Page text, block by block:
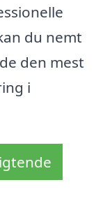
du nemt
den mest
i